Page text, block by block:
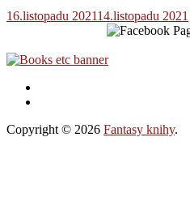
16.listopadu 202114.listopadu 2021
Copyright © 2026 Fantasy knihy.